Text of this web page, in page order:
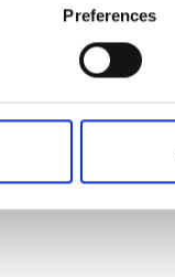
Preferences
Suomen ELY-keskus